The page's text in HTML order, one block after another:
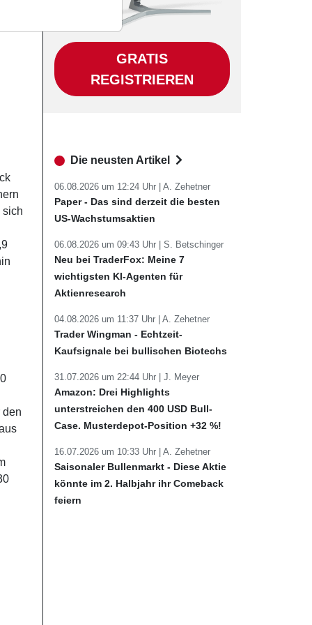
sich
den
GRATIS
REGISTRIEREN
Die neusten Artikel
06.08.2026 um 12:24 Uhr | A. Zehetner
Paper - Das sind derzeit die besten
US-Wachstumsaktien
06.08.2026 um 09:43 Uhr | S. Betschinger
Neu bei TraderFox: Meine 7
wichtigsten KI-Agenten für
Aktienresearch
04.08.2026 um 11:37 Uhr | A. Zehetner
Trader Wingman - Echtzeit-
Kaufsignale bei bullischen Biotechs
31.07.2026 um 22:44 Uhr | J. Meyer
Amazon: Drei Highlights
unterstreichen den 400 USD Bull-
Case. Musterdepot-Position +32 %!
16.07.2026 um 10:33 Uhr | A. Zehetner
Saisonaler Bullenmarkt - Diese Aktie
könnte im 2. Halbjahr ihr Comeback
feiern